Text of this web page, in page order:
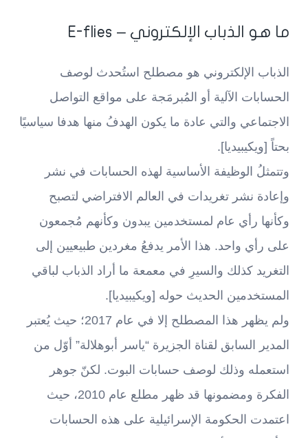
ما هو الذباب الإلكتروني – E-flies
الذباب الإلكتروني هو مصطلح استُحدث لوصف
الحسابات الآلية أو المُبرمَجة على مواقع التواصل
الاجتماعي والتي عادة ما يكون الهدفُ منها هدفا سياسيًا
بحتاً [ويكيبيديا].
وتتمثلُ الوظيفة الأساسية لهذه الحسابات في نشر
وإعادة نشر تغريدات في العالم الافتراضي لتصبح
وكأنها رأي عام لمستخدمين يبدون وكأنهم مُجمعون
على رأي واحد. هذا الأمر يدفعُ مغردين طبيعيين إلى
التغريد كذلك والسيرِ في معمعة ما أراد الذباب لباقي
المستخدمين الحديث حوله [ويكيبيديا].
ولم يظهر هذا المصطلح إلا في عام 2017؛ حيث يُعتبر
المدير السابق لقناة الجزيرة “ياسر أبوهلالة” أوّل من
استعمله وذلك لوصف حسابات البوت. لكنّ جوهر
الفكرة ومضمونها قد ظهر مطلع عام 2010، حيث
اعتمدت الحكومة الإسرائيلية على هذه الحسابات